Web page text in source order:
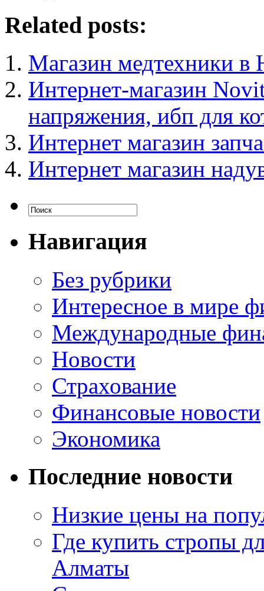
Related posts:
Магазин медтехники в
Интернет-магазин
напряжения, ибп для
Интернет магазин
Интернет магазин
Навигация
Без рубрики
Интересное в мире
Международные
Новости
Страхование
Финансовые новости
Экономика
Последние новости
Низкие цены на
Где купить стропы
Алматы